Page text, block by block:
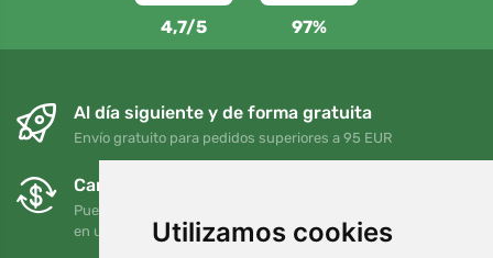
Utilizamos cookies
4,7/5 97%
Al día siguiente y de forma gratuita
Envío gratuito para pedidos superiores a 95 EUR
Cambios y devoluciones gratuitos
Puede devolver o cambiar su pedido en cualquier momento
en un plazo de 90 días